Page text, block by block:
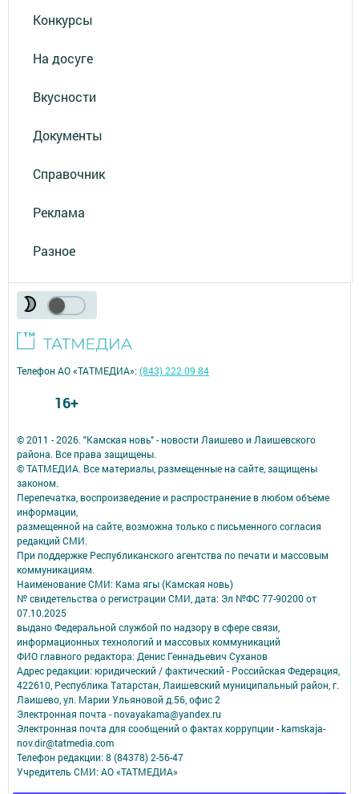
Конкурсы
На досуге
Вкусности
Документы
Справочник
Реклама
Разное
© 2011 - 2026. "Камская новь" - новости Лаишево и Лаишевского
района. Все права защищены.
© ТАТМЕДИА. Все материалы, размещенные на сайте, защищены
законом.
Перепечатка, воспроизведение и распространение в любом объеме
информации,
размещенной на сайте, возможна только с письменного согласия
редакций СМИ.
При поддержке Республиканского агентства по печати и массовым
коммуникациям.
Наименование СМИ: Кама ягы (Камская новь)
№ свидетельства о регистрации СМИ, дата: Эл №ФC 77-90200 от
07.10.2025
выдано Федеральной службой по надзору в сфере связи,
информационных технологий и массовых коммуникаций
ФИО главного редактора: Денис Геннадьевич Суханов
Адрес редакции: юридический / фактический - Российская Федерация,
422610, Республика Татарстан, Лаишевский муниципальный район, г.
Лаишево, ул. Марии Ульяновой д.56, офис 2
Электронная почта - novayakama@yandex.ru
Электронная почта для сообщений о фактах коррупции - kamskaja-
nov.dir@tatmedia.com
Телефон редакции: 8 (84378) 2-56-47
Учредитель СМИ: АО «ТАТМЕДИА»
Телефон АО «ТАТМЕДИА»:(843) 222 09 84
16+